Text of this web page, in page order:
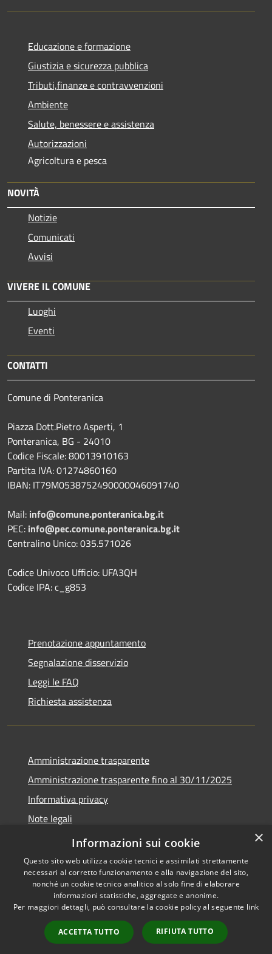
Educazione e formazione
Giustizia e sicurezza pubblica
Tributi,finanze e contravvenzioni
Ambiente
Salute, benessere e assistenza
Autorizzazioni
Agricoltura e pesca
NOVITÀ
Notizie
Comunicati
Avvisi
VIVERE IL COMUNE
Luoghi
Eventi
CONTATTI
Comune di Ponteranica
Piazza Dott.Pietro Asperti, 1
Ponteranica, BG - 24010
Codice Fiscale: 80013910163
Partita IVA: 01274860160
IBAN: IT79M0538752490000046091740
Mail: info@comune.ponteranica.bg.it
PEC: info@pec.comune.ponteranica.bg.it
Centralino Unico: 035.571026
Codice Univoco Ufficio: UFA3QH
Codice IPA: c_g853
Prenotazione appuntamento
Segnalazione disservizio
Leggi le FAQ
Richiesta assistenza
Amministrazione trasparente
Amministrazione trasparente fino al 30/11/2025
Informativa privacy
Note legali
Dichiarazione di accessibilità
Accessibilità
Copyright © 2026 • Comune di
Ponteranica • Powered by
Municipium•
Accesso
redazione
×
Informazioni sui cookie
Questo sito web utilizza cookie tecnici e assimilati strettamente
necessari al corretto funzionamento e alla navigazione del sito,
nonché un cookie tecnico analitico al solo fine di elaborare
informazioni statistiche, aggregate e anonime.
Per maggiori dettagli, può consultare la cookie policy al seguente link
ACCETTA TUTTO RIFIUTA TUTTO